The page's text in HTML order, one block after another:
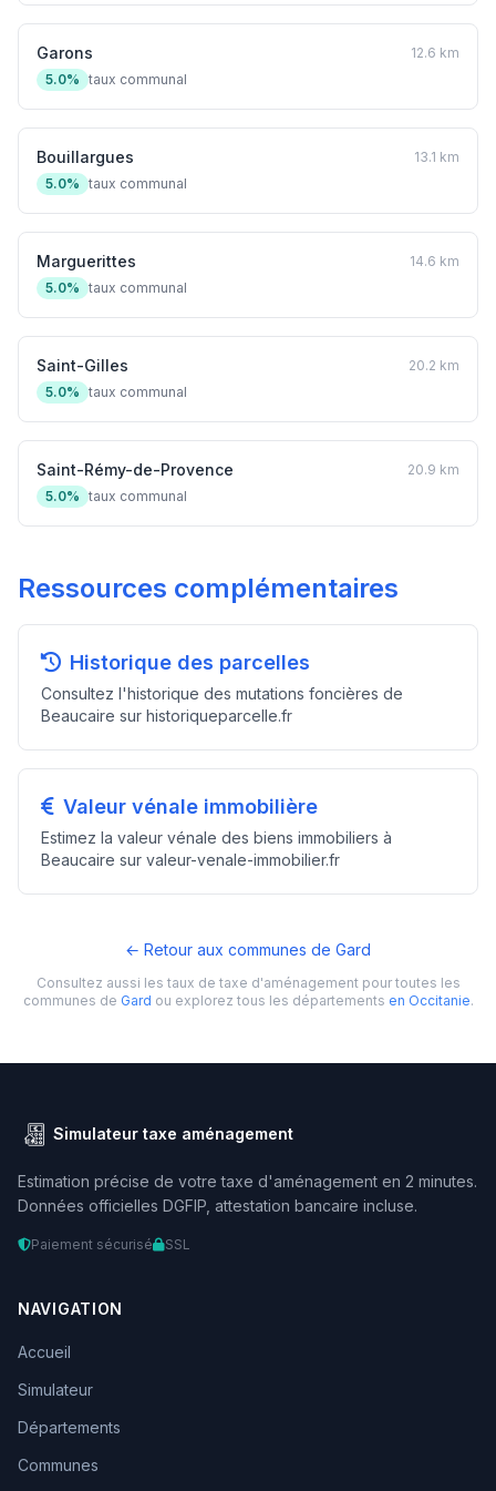
Garons
12.6 km
5.0% taux communal
Bouillargues
13.1 km
5.0% taux communal
Marguerittes
14.6 km
5.0% taux communal
Saint-Gilles
20.2 km
5.0% taux communal
Saint-Rémy-de-Provence
20.9 km
5.0% taux communal
Ressources complémentaires
Historique des parcelles
Consultez l'historique des mutations foncières de
Beaucaire sur historiqueparcelle.fr
Valeur vénale immobilière
Estimez la valeur vénale des biens immobiliers à
Beaucaire sur valeur-venale-immobilier.fr
← Retour aux communes de Gard
Consultez aussi les taux de taxe d'aménagement pour toutes les
communes de Gard ou explorez tous les départements en Occitanie.
Simulateur taxe aménagement
Estimation précise de votre taxe d'aménagement en 2 minutes.
Données officielles DGFIP, attestation bancaire incluse.
Paiement sécurisé SSL
NAVIGATION
Accueil
Simulateur
Départements
Communes